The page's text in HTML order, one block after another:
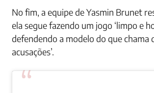
No fim, a equipe de Yasmin Brunet
ela segue fazendo um jogo ‘limpo e
defendendo a modelo do que chama
acusações’.